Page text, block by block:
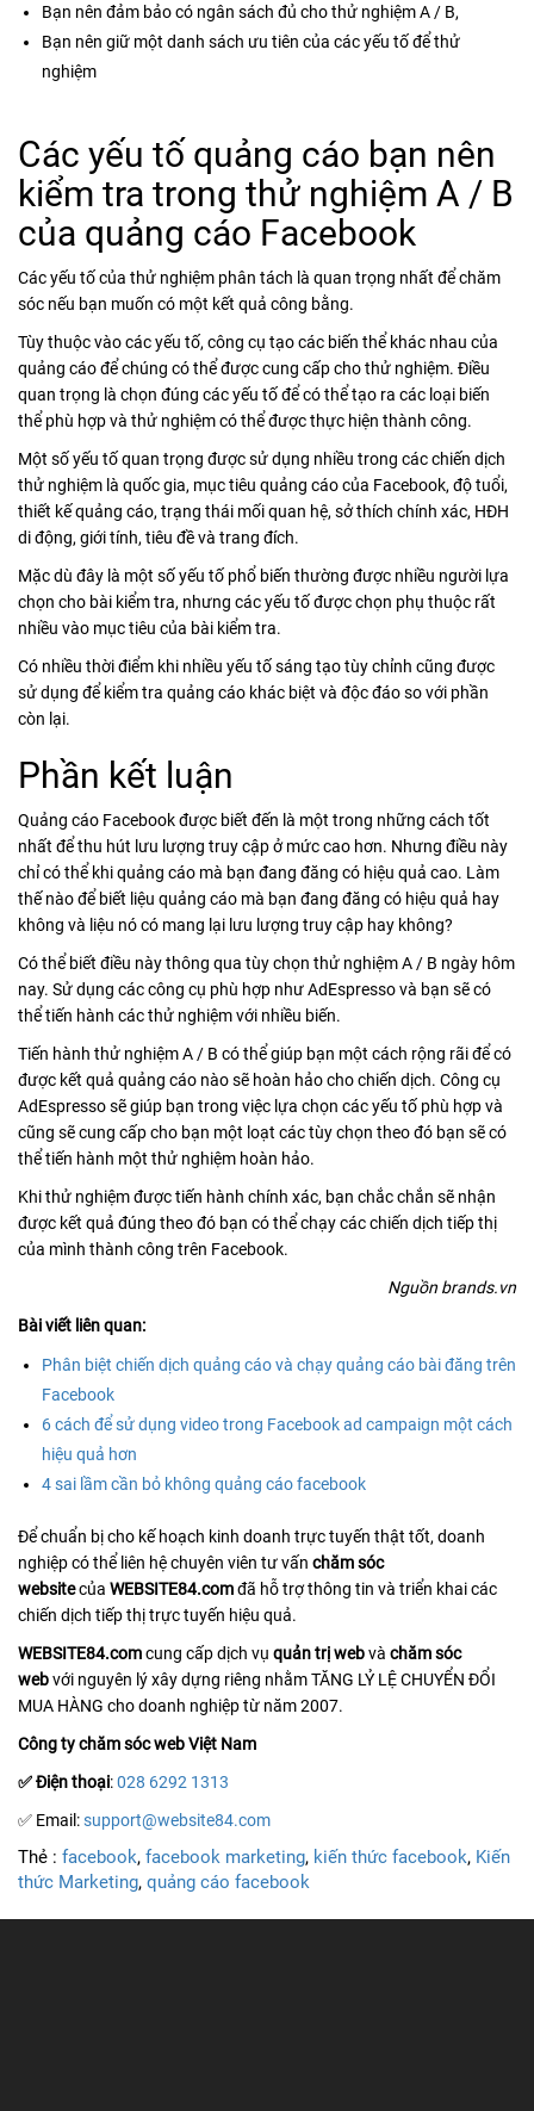
Bạn nên đảm bảo có ngân sách đủ cho thử nghiệm A / B,
Bạn nên giữ một danh sách ưu tiên của các yếu tố để thử
nghiệm
Các yếu tố quảng cáo bạn nên
kiểm tra trong thử nghiệm A / B
của quảng cáo Facebook
Các yếu tố của thử nghiệm phân tách là quan trọng nhất để chăm
sóc nếu bạn muốn có một kết quả công bằng.
Tùy thuộc vào các yếu tố, công cụ tạo các biến thể khác nhau của
quảng cáo để chúng có thể được cung cấp cho thử nghiệm. Điều
quan trọng là chọn đúng các yếu tố để có thể tạo ra các loại biến
thể phù hợp và thử nghiệm có thể được thực hiện thành công.
Một số yếu tố quan trọng được sử dụng nhiều trong các chiến dịch
thử nghiệm là quốc gia, mục tiêu quảng cáo của Facebook, độ tuổi,
thiết kế quảng cáo, trạng thái mối quan hệ, sở thích chính xác, HĐH
di động, giới tính, tiêu đề và trang đích.
Mặc dù đây là một số yếu tố phổ biến thường được nhiều người lựa
chọn cho bài kiểm tra, nhưng các yếu tố được chọn phụ thuộc rất
nhiều vào mục tiêu của bài kiểm tra.
Có nhiều thời điểm khi nhiều yếu tố sáng tạo tùy chỉnh cũng được
sử dụng để kiểm tra quảng cáo khác biệt và độc đáo so với phần
còn lại.
Phần kết luận
Quảng cáo Facebook được biết đến là một trong những cách tốt
nhất để thu hút lưu lượng truy cập ở mức cao hơn. Nhưng điều này
chỉ có thể khi quảng cáo mà bạn đang đăng có hiệu quả cao. Làm
thế nào để biết liệu quảng cáo mà bạn đang đăng có hiệu quả hay
không và liệu nó có mang lại lưu lượng truy cập hay không?
Có thể biết điều này thông qua tùy chọn thử nghiệm A / B ngày hôm
nay. Sử dụng các công cụ phù hợp như AdEspresso và bạn sẽ có
thể tiến hành các thử nghiệm với nhiều biến.
Tiến hành thử nghiệm A / B có thể giúp bạn một cách rộng rãi để có
được kết quả quảng cáo nào sẽ hoàn hảo cho chiến dịch. Công cụ
AdEspresso sẽ giúp bạn trong việc lựa chọn các yếu tố phù hợp và
cũng sẽ cung cấp cho bạn một loạt các tùy chọn theo đó bạn sẽ có
thể tiến hành một thử nghiệm hoàn hảo.
Khi thử nghiệm được tiến hành chính xác, bạn chắc chắn sẽ nhận
được kết quả đúng theo đó bạn có thể chạy các chiến dịch tiếp thị
của mình thành công trên Facebook.
Nguồn brands.vn
Bài viết liên quan:
Phân biệt chiến dịch quảng cáo và chạy quảng cáo bài đăng trên
Facebook
6 cách để sử dụng video trong Facebook ad campaign một cách
hiệu quả hơn
4 sai lầm cần bỏ không quảng cáo facebook
Để chuẩn bị cho kế hoạch kinh doanh trực tuyến thật tốt, doanh
nghiệp có thể liên hệ chuyên viên tư vấn chăm sóc
websitecủa WEBSITE84.comđã hỗ trợ thông tin và triển khai các
chiến dịch tiếp thị trực tuyến hiệu quả.
WEBSITE84.comcung cấp dịch vụ quản trị webvà chăm sóc
webvới nguyên lý xây dựng riêng nhằm TĂNG LỶ LỆ CHUYỂN ĐỔI
MUA HÀNG cho doanh nghiệp từ năm 2007.
Công ty chăm sóc web Việt Nam
✅ Điện thoại:028 6292 1313
✅ Email:support@website84.com
Thẻ : facebook, facebook marketing, kiến thức facebook, Kiến
thức Marketing, quảng cáo facebook